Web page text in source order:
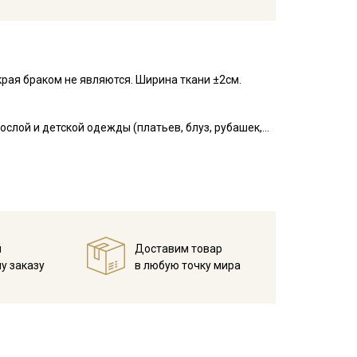
браком не являются. Ширина ткани ±2см.
и детской одежды (платьев, блуз, рубашек,
в пэчворке, квилтинге, скрапбукинге, при
заказу
Доставим товар
в любую точку мира